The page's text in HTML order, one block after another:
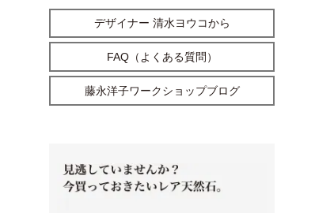
デザイナー 清水ヨウコから
FAQ（よくある質問）
藤永洋子ワークショップブログ